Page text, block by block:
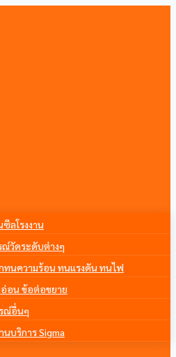
ซีลโรงงาน
ณ์วัดระดับต่างๆ
ทนความร้อน ทนแรงดัน ทนไฟ
อน ข้อต่อขยาย
ณ์อื่นๆ
นบริการ Sigma